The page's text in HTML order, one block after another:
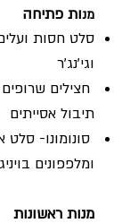
מנות פתיחה
סלט חסות
וגי'נג'ר
חצילים
תיבול אסייתים
סונומונו-
ומלפפונים
מנות ראשונות